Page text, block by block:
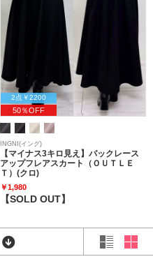
2点￥2200
50％OFF
INGNI(イング)
【マイナス3キロ見え】バックレース
アップフレアスカート（ＯＵＴＬＥ
Ｔ）(クロ)
￥1,980
【SOLD OUT】